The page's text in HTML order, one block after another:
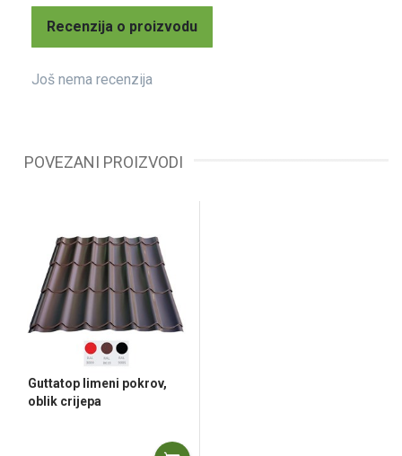
Recenzija o proizvodu
Još nema recenzija
POVEZANI PROIZVODI
Guttatop limeni pokrov,
oblik crijepa